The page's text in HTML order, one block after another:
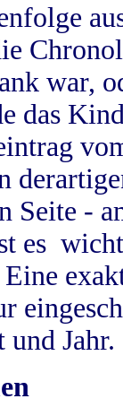
war,
das
Seite -
es
Jahr.